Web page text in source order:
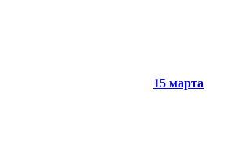
15 марта